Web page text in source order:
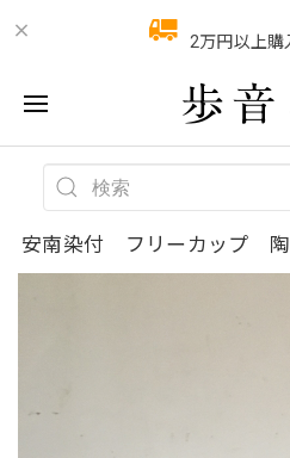
2万円以上
安南染付 フリーカップ